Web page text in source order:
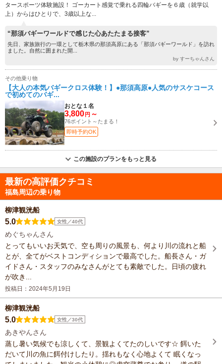
タースポーツ体験施設！ ゴーカート感覚で乗れる四輪バギーを６歳（就学以
上）からはひとりで、3歳以上な...
“那須バギーワールドで感じた心あたたまる接客”
先日、家族旅行の一環として栃木県の那須高原にある「那須バギーワールド」を訪れ
ました。自然に囲まれた開...
by すーちゃんさん
その他乗り物
【大人の本気バギークロス体験！】●那須高原●人気のサスケコース
で初めてのバギ...
おとな１名
3,800 円 ～
76ポイント～たまる！
即時予約OK
この施設のプランをもっと見る
最新の高評価クチコミ
福島周辺の乗り物
柳津観洸船
5.0 女性／40代
めぐちゃんさん
とってもいいお天気で、空も周りの風景も、何より川の流れと船
とが、全てがベストコンディションで最高でした。船長さん・ガ
イドさん・スタッフのみなさんがとても素敵でした。日頃の疲れ
が吹き...
投稿日：2024年5月19日
柳津観洸船
5.0 女性／30代
あきやんさん
蒸し暑い気候でも涼しくて、景観よくてたのしいです☆ 餌いた
だいて川の魚に餌付けしたり。揺れもなく心地よくて 眠くなっ